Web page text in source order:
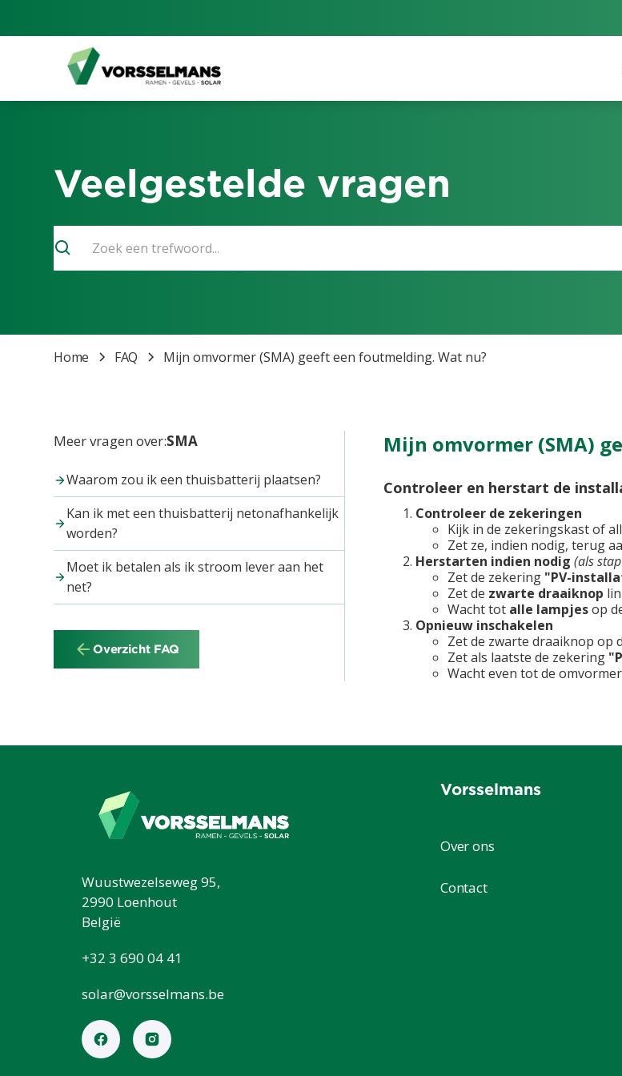
Veelgestelde vragen
Home FAQ Mijn omvormer (SMA) geeft een foutmelding. Wat nu?
Meer vragen over:SMA
Waarom zou ik een thuisbatterij plaatsen?
Kan ik met een thuisbatterij netonafhankelijk
worden?
Moet ik betalen als ik stroom lever aan het
net?
Overzicht FAQ
Mijn omvormer (SMA)
Controleer en herstart de
Controleer de zekeringen
Kijk in de zekeringskast of
Zet ze, indien nodig, terug
Herstarten indien nodig (als
Zet de zekering "PV-
Zet de zwarte draaiknop
Wacht tot alle lampjesop
Opnieuw inschakelen
Zet de zwarte draaiknop op
Zet als laatste de zekering
Wacht even tot de
Wuustwezelseweg 95,
2990 Loenhout
België
+32 3 690 04 41
solar@vorsselmans.be
Vorsselmans
Over ons
Contact